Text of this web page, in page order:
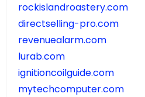
rockislandroastery.com
directselling-pro.com
revenuealarm.com
lurab.com
ignitioncoilguide.com
mytechcomputer.com